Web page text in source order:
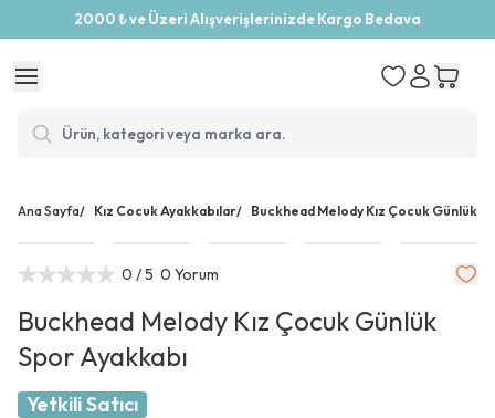
2000 ₺ ve Üzeri Alışverişlerinizde Kargo Bedava
Ana Sayfa/ Kız Cocuk Ayakkabılar/ Buckhead Melody Kız Çocuk Günlük
0 / 5 0 Yorum
Buckhead Melody Kız Çocuk Günlük
Spor Ayakkabı
Yetkili Satıcı